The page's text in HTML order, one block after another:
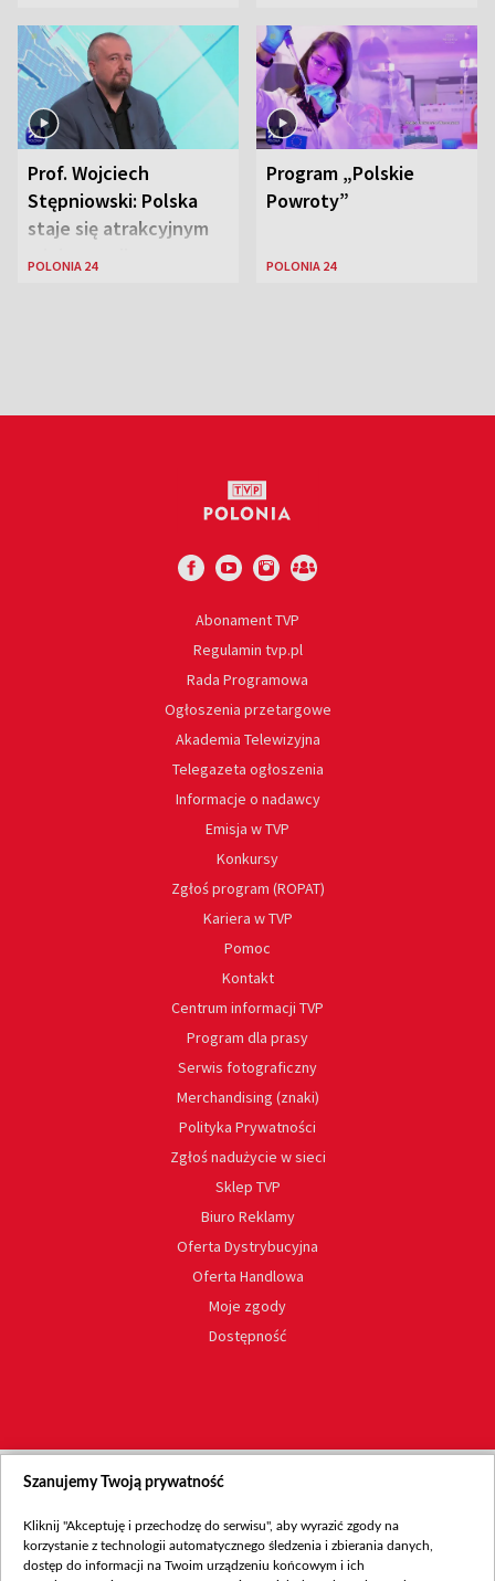
Zjednoczonych
Prof. Wojciech
Stępniowski: Polska
staje się atrakcyjnym
miejscem dla
POLONIA 24
Program „Polskie
Powroty”
POLONIA 24
Abonament TVP
Regulamin tvp.pl
Rada Programowa
Ogłoszenia przetargowe
Akademia Telewizyjna
Telegazeta ogłoszenia
Informacje o nadawcy
Emisja w TVP
Konkursy
Zgłoś program (ROPAT)
Kariera w TVP
Pomoc
Kontakt
Centrum informacji TVP
Program dla prasy
Serwis fotograficzny
Merchandising (znaki)
Polityka Prywatności
Zgłoś nadużycie w sieci
Sklep TVP
Biuro Reklamy
Oferta Dystrybucyjna
Oferta Handlowa
Moje zgody
Dostępność
Szanujemy Twoją prywatność
Kliknij "Akceptuję i przechodzę do serwisu", aby wyrazić zgody na
korzystanie z technologii automatycznego śledzenia i zbierania danych,
dostęp do informacji na Twoim urządzeniu końcowym i ich